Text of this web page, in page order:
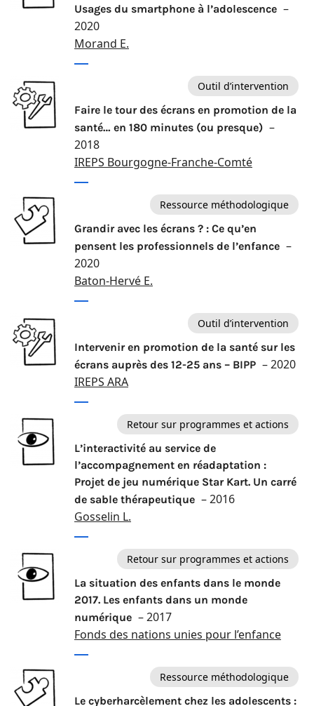
Usages du smartphone à l’adolescence –
2020
Morand E.
Outil d’intervention
Faire le tour des écrans en promotion de la
santé… en 180 minutes (ou presque) –
2018
IREPS Bourgogne-Franche-Comté
Ressource méthodologique
Grandir avec les écrans ? : Ce qu’en
pensent les professionnels de l’enfance –
2020
Baton-Hervé E.
Outil d’intervention
Intervenir en promotion de la santé sur les
écrans auprès des 12-25 ans – BIPP – 2020
IREPS ARA
Retour sur programmes et actions
L’interactivité au service de
l’accompagnement en réadaptation :
Projet de jeu numérique Star Kart. Un carré
de sable thérapeutique – 2016
Gosselin L.
Retour sur programmes et actions
La situation des enfants dans le monde
2017. Les enfants dans un monde
numérique – 2017
Fonds des nations unies pour l’enfance
Ressource méthodologique
Le cyberharcèlement chez les adolescents :